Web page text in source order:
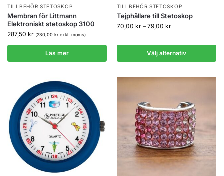
TILLBEHÖR STETOSKOP
Membran för Littmann
Elektroniskt stetoskop 3100
287,50 kr (230,00 krexkl. moms)
Läs mer
TILLBEHÖR STETOSKOP
Tejphållare till Stetoskop
70,00 kr – 79,00 kr
Välj alternativ